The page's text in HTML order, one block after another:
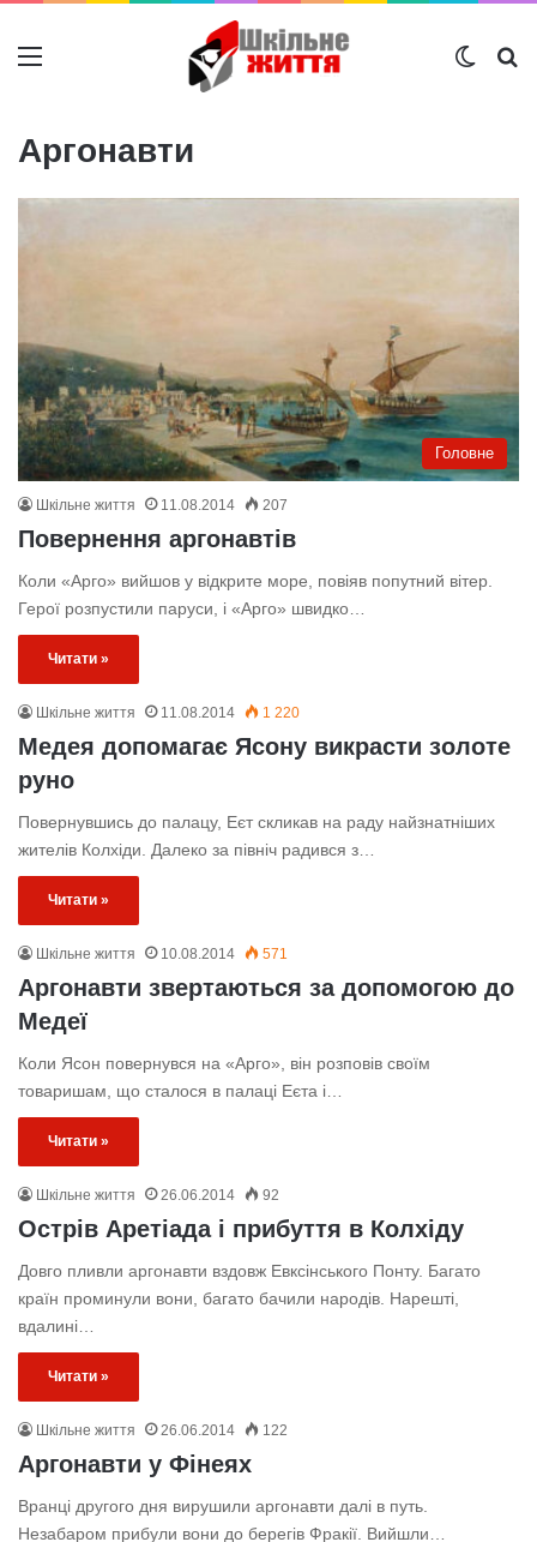
Меню
Аргонавти
Головне
Шкільне життя 11.08.2014 207
Повернення аргонавтів
Коли «Арго» вийшов у відкрите море, повіяв попутний вітер.
Герої розпустили паруси, і «Арго» швидко…
Читати »
Шкільне життя 11.08.2014 1 220
Медея допомагає Ясону викрасти золоте
руно
Повернувшись до палацу, Еєт скликав на раду найзнатніших
жителів Колхіди. Далеко за північ радився з…
Читати »
Шкільне життя 10.08.2014 571
Аргонавти звертаються за допомогою до
Медеї
Коли Ясон повернувся на «Арго», він розповів своїм
товаришам, що сталося в палаці Еєта і…
Читати »
Шкільне життя 26.06.2014 92
Острів Аретіада і прибуття в Колхіду
Довго пливли аргонавти вздовж Евксінського Понту. Багато
країн проминули вони, багато бачили народів. Нарешті,
вдалині…
Читати »
Шкільне життя 26.06.2014 122
Аргонавти у Фінеях
Вранці другого дня вирушили аргонавти далі в путь.
Незабаром прибули вони до берегів Фракії. Вийшли…